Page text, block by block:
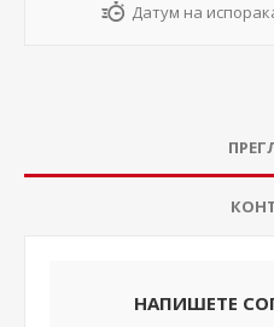
Датум на
НАПИШЕТЕ